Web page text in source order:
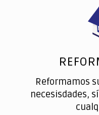
Reformamos
necesisdades,